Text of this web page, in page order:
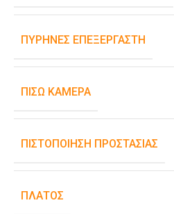
ΠΥΡΉΝΕΣ ΕΠΕΞΕΡΓΑΣΤΉ
ΠΊΣΩ ΚΆΜΕΡΑ
ΠΙΣΤΟΠΟΊΗΣΗ ΠΡΟΣΤΑΣΊΑΣ
ΠΛΆΤΟΣ